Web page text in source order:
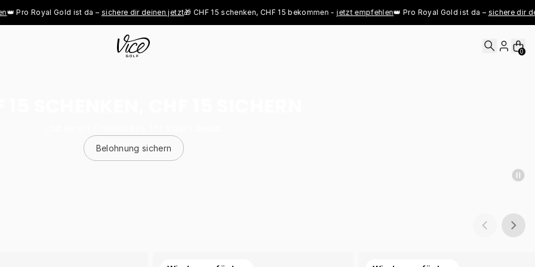
Royal Gold ist da – sichere dir deinen jetzt🎁 CHF 15 schenken, CHF 15 bekommen - jetzt empfehlen👑 Pro Royal Gold ist da – sichere dir deinen
0
Belohnung sichern